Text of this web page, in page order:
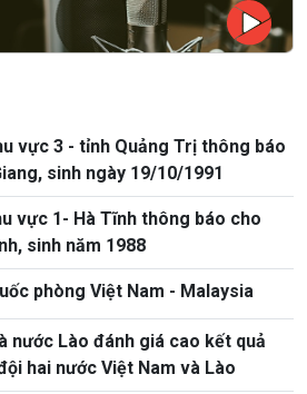
vực 3 - tỉnh Quảng Trị thông báo
sinh ngày 19/10/1991
vực 1- Hà Tĩnh thông báo cho
sinh năm 1988
phòng Việt Nam - Malaysia
nước Lào đánh giá cao kết quả
hai nước Việt Nam và Lào